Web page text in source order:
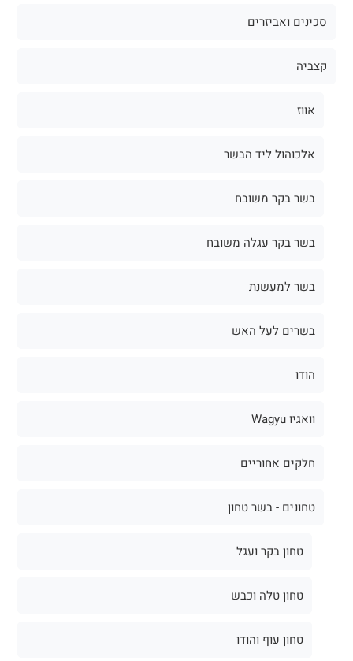
סכינים ואביזרים
קצביה
אווז
אלכוהול ליד הבשר
בשר בקר משובח
בשר בקר עגלה משובח
בשר למעשנת
בשרים לעל האש
הודו
וואגיו Wagyu
חלקים אחוריים
טחונים - בשר טחון
טחון בקר ועגל
טחון טלה וכבש
טחון עוף והודו